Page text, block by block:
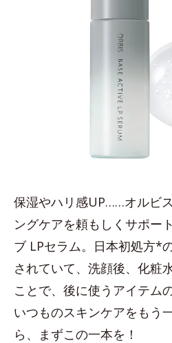
保湿やハリ感UP……オルビ
ングケアを頼もしくサポー
ブ LPセラム。日本初処方*
されていて、洗顔後、化粧
ことで、後に使うアイテム
いつものスキンケアをもう
ら、まずこの一本を！